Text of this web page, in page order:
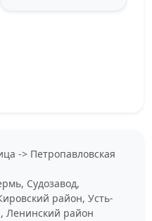
-> Петропавловская
Судозавод,
район, Усть-
Ленинский район